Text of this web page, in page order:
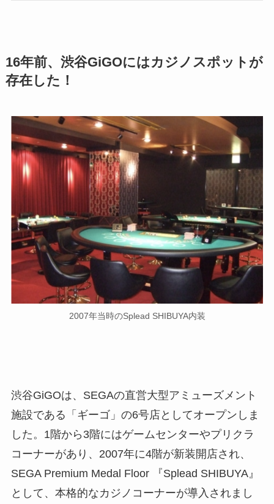
16年前、渋谷GiGOにはカジノスポットが
存在した！
2007年当時のSplead SHIBUYA内装
渋谷GiGOは、SEGAの直営大型アミューズメント
施設である「ギーゴ」の6号店としてオープンしま
した。1階から3階にはゲームセンターやプリクラ
コーナーがあり、2007年に4階が新装開店され、
SEGA Premium Medal Floor 『Splead SHIBUYA』
として、本格的なカジノコーナーが導入されまし